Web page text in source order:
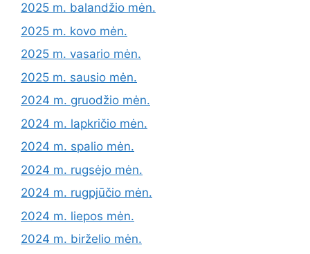
2025 m. balandžio mėn.
2025 m. kovo mėn.
2025 m. vasario mėn.
2025 m. sausio mėn.
2024 m. gruodžio mėn.
2024 m. lapkričio mėn.
2024 m. spalio mėn.
2024 m. rugsėjo mėn.
2024 m. rugpjūčio mėn.
2024 m. liepos mėn.
2024 m. birželio mėn.